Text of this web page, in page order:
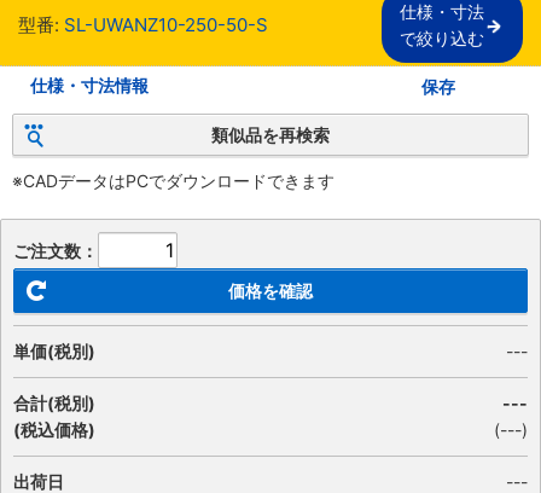
型番: SL-UWANZ10-250-50-S
仕様・寸法
で絞り込む
仕様・寸法情報 保存
類似品を再検索
※CADデータはPCでダウンロードできます
ご注文数：
価格を確認
単価(税別) ---
合計(税別)
(税込価格)
---
(---)
出荷日
---